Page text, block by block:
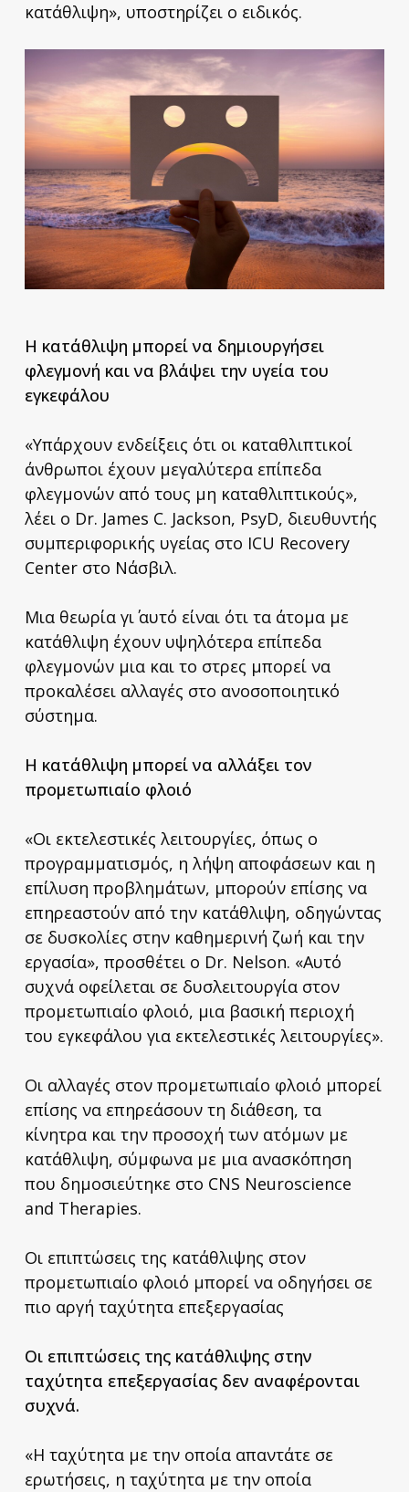
κατάθλιψη», υποστηρίζει ο ειδικός.
Η κατάθλιψη μπορεί να δημιουργήσει
φλεγμονή και να βλάψει την υγεία του
εγκεφάλου
«Υπάρχουν ενδείξεις ότι οι καταθλιπτικοί
άνθρωποι έχουν μεγαλύτερα επίπεδα
φλεγμονών από τους μη καταθλιπτικούς»,
λέει ο Dr. James C. Jackson, PsyD, διευθυντής
συμπεριφορικής υγείας στο ICU Recovery
Center στο Νάσβιλ.
Μια θεωρία γι΄ αυτό είναι ότι τα άτομα με
κατάθλιψη έχουν υψηλότερα επίπεδα
φλεγμονών μια και το στρες μπορεί να
προκαλέσει αλλαγές στο ανοσοποιητικό
σύστημα.
Η κατάθλιψη μπορεί να αλλάξει τον
προμετωπιαίο φλοιό
«Οι εκτελεστικές λειτουργίες, όπως ο
προγραμματισμός, η λήψη αποφάσεων και η
επίλυση προβλημάτων, μπορούν επίσης να
επηρεαστούν από την κατάθλιψη, οδηγώντας
σε δυσκολίες στην καθημερινή ζωή και την
εργασία», προσθέτει ο Dr. Nelson. «Αυτό
συχνά οφείλεται σε δυσλειτουργία στον
προμετωπιαίο φλοιό, μια βασική περιοχή
του εγκεφάλου για εκτελεστικές λειτουργίες».
Οι αλλαγές στον προμετωπιαίο φλοιό μπορεί
επίσης να επηρεάσουν τη διάθεση, τα
κίνητρα και την προσοχή των ατόμων με
κατάθλιψη, σύμφωνα με μια ανασκόπηση
που δημοσιεύτηκε στο CNS Neuroscience
and Therapies.
Οι επιπτώσεις της κατάθλιψης στον
προμετωπιαίο φλοιό μπορεί να οδηγήσει σε
πιο αργή ταχύτητα επεξεργασίας
Οι επιπτώσεις της κατάθλιψης στην
ταχύτητα επεξεργασίας δεν αναφέρονται
συχνά.
«H ταχύτητα με την οποία απαντάτε σε
ερωτήσεις, η ταχύτητα με την οποία